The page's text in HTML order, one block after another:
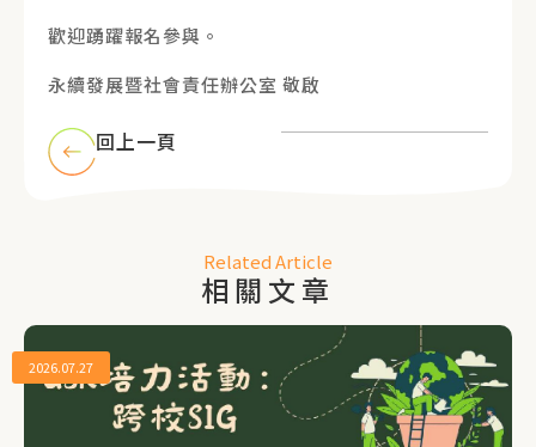
歡迎踴躍報名參與。
永續發展暨社會責任辦公室 敬啟
回上一頁
Related Article
相關文章
2026.07.27